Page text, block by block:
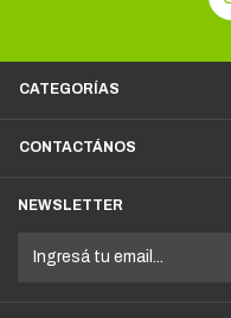
CATEGORÍAS
CONTACTÁNOS
NEWSLETTER